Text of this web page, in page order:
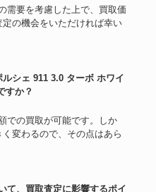
の機会をいただければ幸い
すか？
変わるので、その点はあら